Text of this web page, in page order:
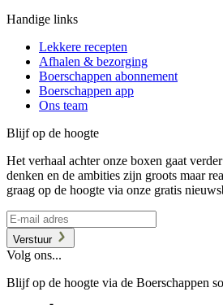
Handige links
Lekkere recepten
Afhalen & bezorging
Boerschappen abonnement
Boerschappen app
Ons team
Blijf op de hoogte
Het verhaal achter onze boxen gaat
denken en de ambities zijn groots maar
graag op de hoogte via onze gratis
Verstuur
Volg ons...
Blijf op de hoogte via de Boerschappen